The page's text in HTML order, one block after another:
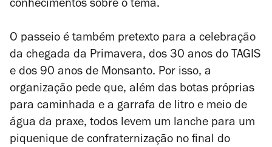
conhecimentos sobre o tema.
O passeio é também pretexto para a celebração
da chegada da Primavera, dos 30 anos do TAGIS
e dos 90 anos de Monsanto. Por isso, a
organização pede que, além das botas próprias
para caminhada e a garrafa de litro e meio de
água da praxe, todos levem um lanche para um
piquenique de confraternização no final do